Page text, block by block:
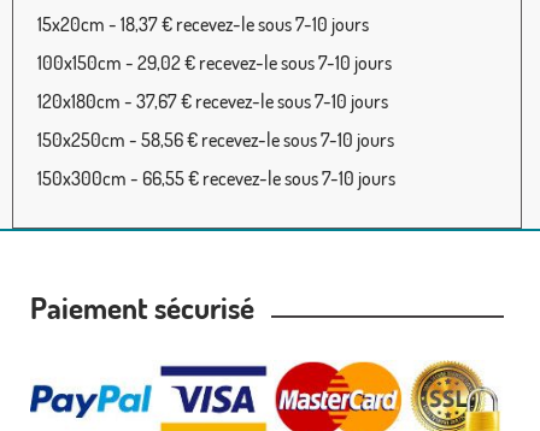
15x20cm - 18,37 € recevez-le sous 7-10 jours
100x150cm - 29,02 € recevez-le sous 7-10 jours
120x180cm - 37,67 € recevez-le sous 7-10 jours
150x250cm - 58,56 € recevez-le sous 7-10 jours
150x300cm - 66,55 € recevez-le sous 7-10 jours
Paiement sécurisé